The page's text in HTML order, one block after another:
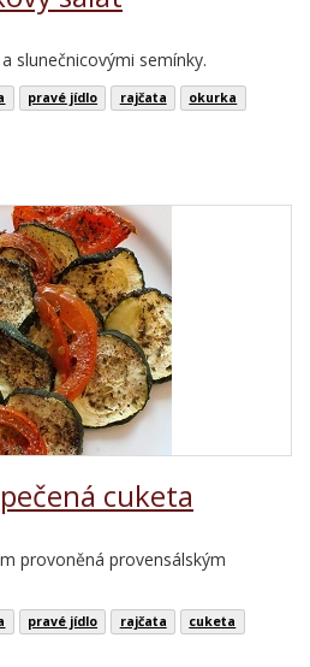
slunečnicovými semínky.
pravé jídlo rajčata
okurka
cuketa
provoněná provensálským
pravé jídlo rajčata cuketa